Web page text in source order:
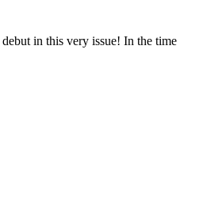
debut in this very issue! In the time